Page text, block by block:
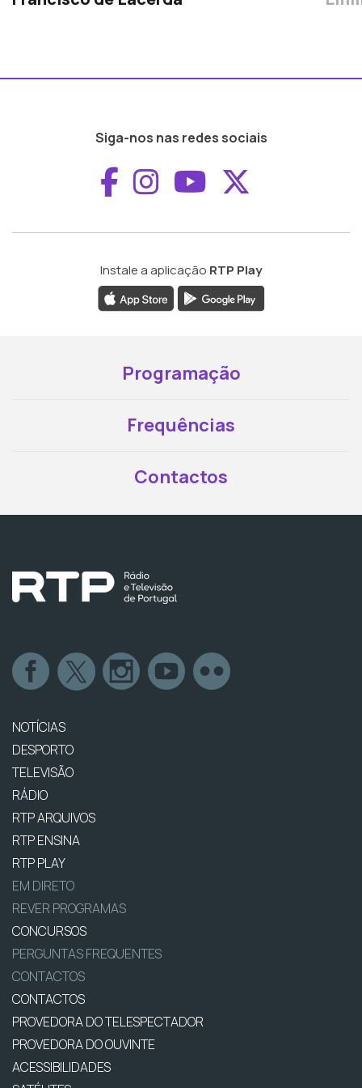
Siga-nos nas redes sociais
Aceder ao
Aceder ao
Aceder ao
Instale a aplicação RTP Play
Programação
Frequências
Contactos
NOTÍCIAS
DESPORTO
TELEVISÃO
RÁDIO
RTP ARQUIVOS
RTP ENSINA
RTP PLAY
EM DIRETO
REVER PROGRAMAS
CONCURSOS
PERGUNTAS FREQUENTES
CONTACTOS
CONTACTOS
PROVEDORA DO TELESPECTADOR
PROVEDORA DO OUVINTE
ACESSIBILIDADES